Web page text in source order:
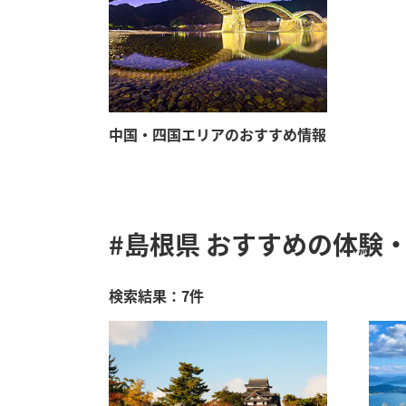
中国・四国エリアのおすすめ情報
#島根県 おすすめの体験
検索結果：7件